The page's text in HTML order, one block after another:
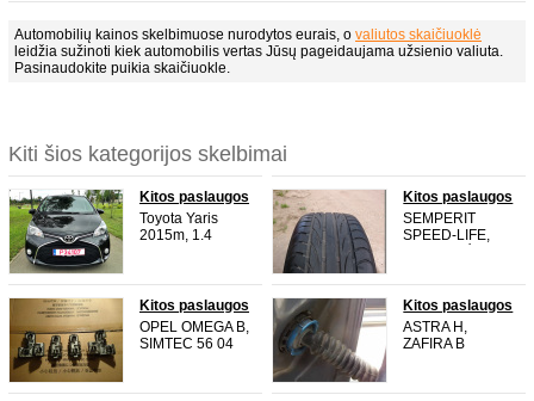
Automobilių kainos skelbimuose nurodytos eurais, o valiutos skaičiuoklė
leidžia sužinoti kiek automobilis vertas Jūsų pageidaujama užsienio valiuta.
Pasinaudokite puikia skaičiuokle.
Kiti šios kategorijos skelbimai
Kitos paslaugos
Toyota Yaris
2015m, 1.4
išskirtinė
galimybė įsigyti
itin saugomą ir
mylėtą Toyota
Yaris modelį,
Kitos paslaugos
OPEL OMEGA B,
SIMTEC 56 04
ŠIAULIAI
Kitos paslaugos
SEMPERIT
SPEED-LIFE,
205/55 R16 , 1
vnt., 10.
Kitos paslaugos
ASTRA H,
ZAFIRA B
LAIDAI, ŠIAULIAI